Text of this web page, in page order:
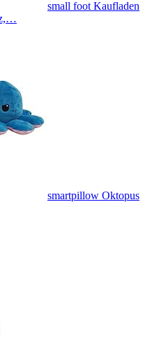
small foot Kaufladen
smartpillow Oktopus